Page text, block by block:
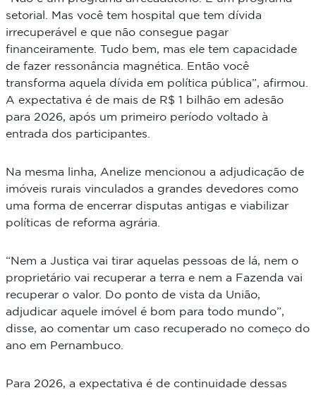
setorial. Mas você tem hospital que tem dívida
irrecuperável e que não consegue pagar
financeiramente. Tudo bem, mas ele tem capacidade
de fazer ressonância magnética. Então você
transforma aquela dívida em política pública”, afirmou.
A expectativa é de mais de R$ 1 bilhão em adesão
para 2026, após um primeiro período voltado à
entrada dos participantes.
Na mesma linha, Anelize mencionou a adjudicação de
imóveis rurais vinculados a grandes devedores como
uma forma de encerrar disputas antigas e viabilizar
políticas de reforma agrária.
“Nem a Justiça vai tirar aquelas pessoas de lá, nem o
proprietário vai recuperar a terra e nem a Fazenda vai
recuperar o valor. Do ponto de vista da União,
adjudicar aquele imóvel é bom para todo mundo”,
disse, ao comentar um caso recuperado no começo do
ano em Pernambuco.
Para 2026, a expectativa é de continuidade dessas